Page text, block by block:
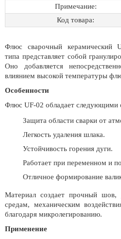
Примечание:
Код товара:
Флюс сварочный керамический
типа представляет собой
Оно добавляется
влиянием высокой температуры
Особенности
Флюс UF-02 обладает следующими
Защита области сварки от
Легкость удаления шлака.
Устойчивость горения дуги.
Работает при переменном и
Отличное формирование
Материал создает прочный шов,
средам, механическим
благодаря микролегированию.
Применение